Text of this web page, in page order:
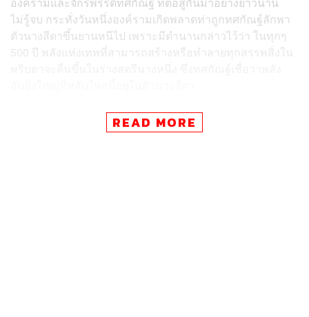
ไม่รู้จบ กระทั่งวันหนึ่งองค์รามเกิดพลาดท่าถูกทศกัณฐ์ลักพา
ตัวนางสีดาขึ้นยานหนีไป เพราะมีตำนานกล่าวไว้ว่า ในทุกๆ
500 ปี พลังแห่งเทพที่สามารถสร้างหรือทำลายทุกสรรพสิ่งใน
องค์รามจึงต้องส่ง วายุ เวฬา และบุษบา ออกตามหาตัวนางสี
ดากลับคืนมา แต่ก็ถูกขัดขวางด้วยพละกำลังอันมหาศาลจาก
READ MORE